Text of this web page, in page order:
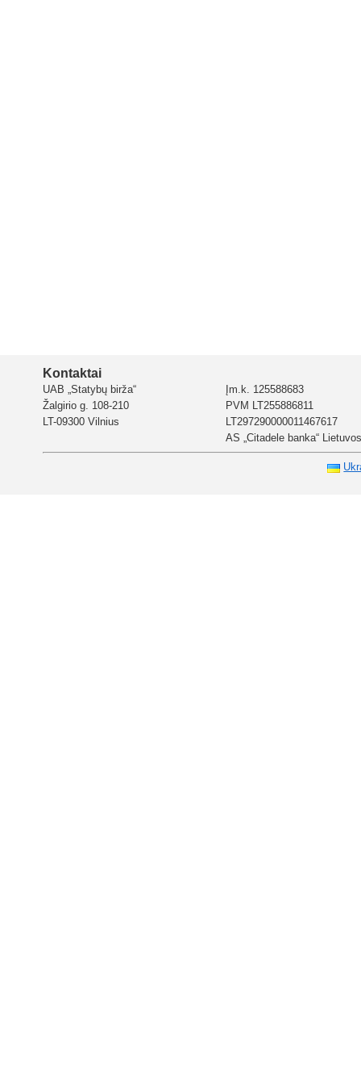
Kontaktai
UAB „Statybų birža“
Žalgirio g. 108-210
LT-09300 Vilnius
Įm.k. 125588683
PVM LT255886811
LT297290000011467617
AS „Citadele banka“